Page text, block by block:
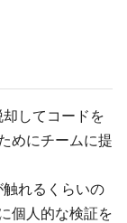
してコードを
めにチームに提
れるくらいの
個人的な検証を